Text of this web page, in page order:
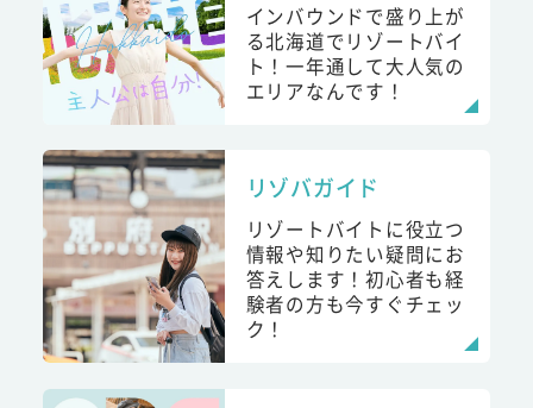
インバウンドで盛り上が
る北海道でリゾートバイ
ト！一年通して大人気の
エリアなんです！
リゾバガイド
リゾートバイトに役立つ
情報や知りたい疑問にお
答えします！初心者も経
験者の方も今すぐチェッ
ク！